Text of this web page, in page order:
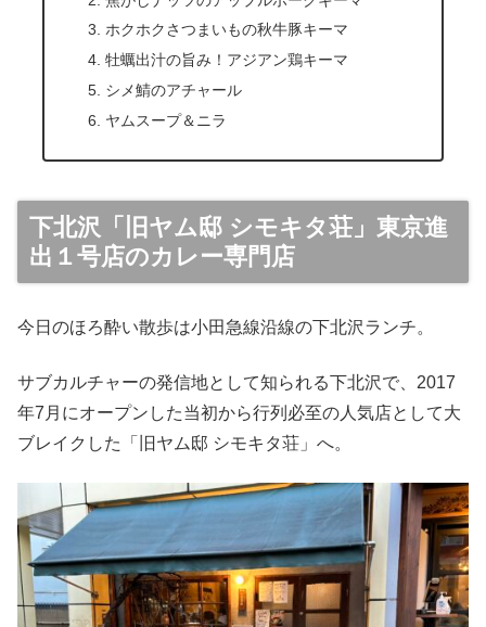
ホクホクさつまいもの秋牛豚キーマ
牡蠣出汁の旨み！アジアン鶏キーマ
シメ鯖のアチャール
ヤムスープ＆ニラ
下北沢「旧ヤム邸 シモキタ荘」東京進
出１号店のカレー専門店
今日のほろ酔い散歩は小田急線沿線の下北沢ランチ。
サブカルチャーの発信地として知られる下北沢で、2017
年7月にオープンした当初から行列必至の人気店として大
ブレイクした「旧ヤム邸 シモキタ荘」へ。